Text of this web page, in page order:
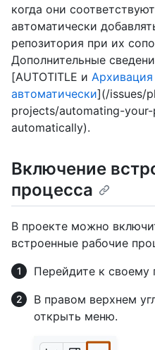
когда они
автоматически
репозитория при их
Дополнительные
[AUTOTITLE и
автоматически](/issues/
projects/automating-
automatically).
Включение
процесса
В проекте можно
встроенные рабочие
Перейдите к своему
В правом верхнем
открыть меню.